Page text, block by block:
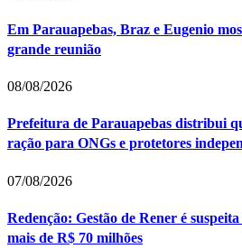
Em Parauapebas, Braz e Eugenio
grande reunião
08/08/2026
Prefeitura de Parauapebas distribui
ração para ONGs e protetores
07/08/2026
Redenção: Gestão de Rener é
mais de R$ 70 milhões